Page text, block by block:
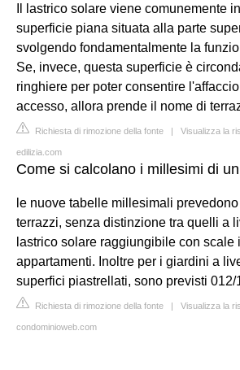
Il lastrico solare viene comunemente
superficie piana situata alla parte
svolgendo fondamentalmente la
Se, invece, questa superficie è
ringhiere per poter consentire
accesso, allora prende il nome di
Richiesta di rimozione della fonte | Visualizza la
edilizia.com
Come si calcolano i millesimi di
le nuove tabelle millesimali
terrazzi, senza distinzione tra quelli a
lastrico solare raggiungibile con scale
appartamenti. Inoltre per i giardini a
superfici piastrellati, sono previsti 012/
Richiesta di rimozione della fonte | Visualizza la
condominioweb.com